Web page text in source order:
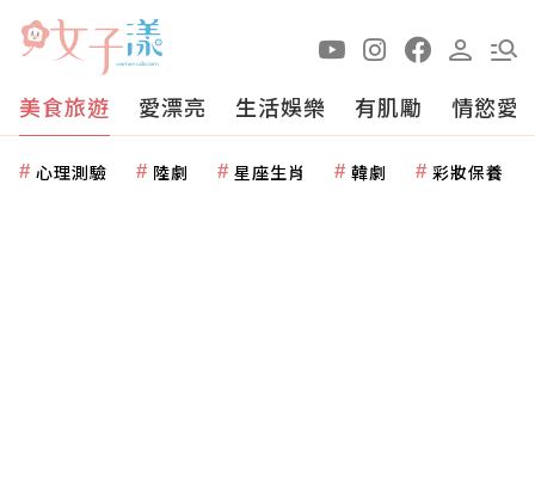
美食旅遊 愛漂亮 生活娛樂 有肌勵 情慾愛
心理測驗 陸劇 星座生肖 韓劇 彩妝保養